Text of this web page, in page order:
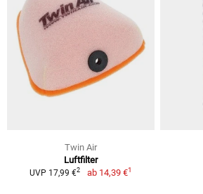
Twin Air
Luftfilter
UVP 17,99 €2 ab 14,39 €1